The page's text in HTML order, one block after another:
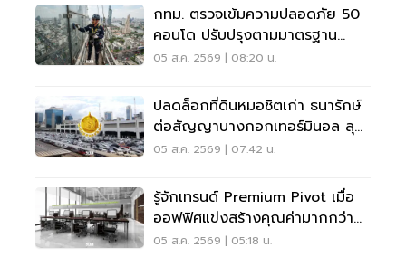
กทม. ตรวจเข้มความปลอดภัย 50
คอนโด ปรับปรุงตามมาตรฐาน
เคร่งครัด
05 ส.ค. 2569 | 08:20 น.
ปลดล็อกที่ดินหมอชิตเก่า ธนารักษ์
ต่อสัญญาบางกอกเทอร์มินอล ลุย
บิ๊กโปรเจ็กต์
05 ส.ค. 2569 | 07:42 น.
รู้จักเทรนด์ Premium Pivot เมื่อ
ออฟฟิศแข่งสร้างคุณค่ามากกว่า
ทำเล-ค่าเช่า
05 ส.ค. 2569 | 05:18 น.